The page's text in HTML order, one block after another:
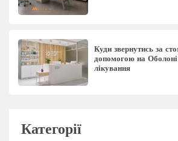
Куди звернутись за
допомогою на
лікування
Категорії